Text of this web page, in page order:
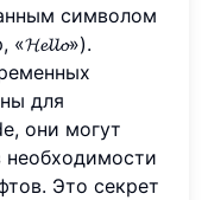
символом
для
они могут
необходимости
Это секрет